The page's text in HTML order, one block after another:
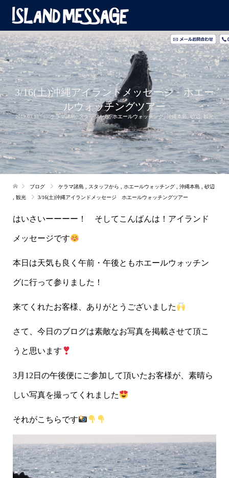
3/16(土)沖縄アイランドメッセージ ホエー
ルウォッチングツアー
2019.03.16 ケラマ諸島,スタッフから,ホエールウォッチング,沖縄本島 砂辺 観光
ブログ ケラマ諸島 スタッフから ホエールウォッチング 沖縄本島
砂辺
観光 3/16(土)沖縄アイランドメッセージ ホエールウォッチングツアー
はいさいーーーー！ そしてこんばんは！アイランド
メッセージです
本日は天気も良く午前・午後ともホエールウォッチン
グに行って参りました！
来てくれたお客様、ありがとうございました
さて、今日のブログは素敵なお写真を掲載させて頂こ
うと思います
3月12日の午後便にご参加して頂いたお客様が、素晴ら
しい写真を撮ってくれました
それがこちらです